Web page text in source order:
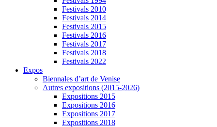
Festivals 2010
Festivals 2014
Festivals 2015
Festivals 2016
Festivals 2017
Festivals 2018
Festivals 2022
Expos
Biennales d’art de Venise
Autres expositions (2015-2026)
Expositions 2015
Expositions 2016
Expositions 2017
Expositions 2018